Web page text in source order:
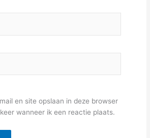
en site opslaan in deze browser
wanneer ik een reactie plaats.